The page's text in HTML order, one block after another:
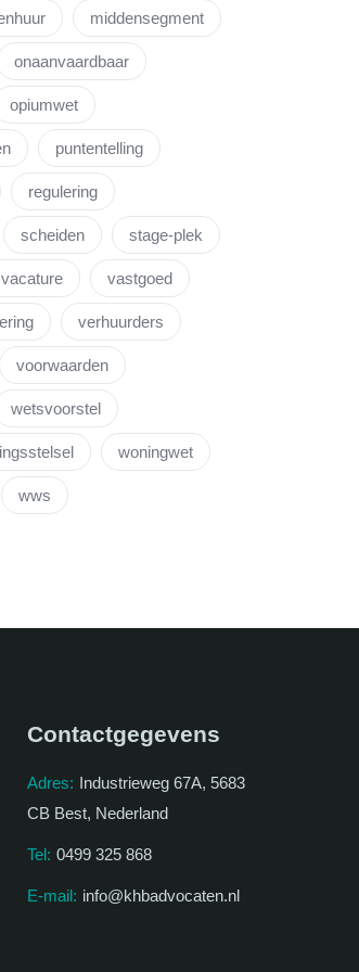
middensegment
onaanvaardbaar
opiumwet
puntentelling
regulering
scheiden stage-plek
vacature vastgoed
verhuurders
voorwaarden
wetsvoorstel
woningwet
wws
Contactgegevens
Adres: Industrieweg 67A, 5683
CB Best, Nederland
Tel: 0499 325 868
E-mail: info@khbadvocaten.nl